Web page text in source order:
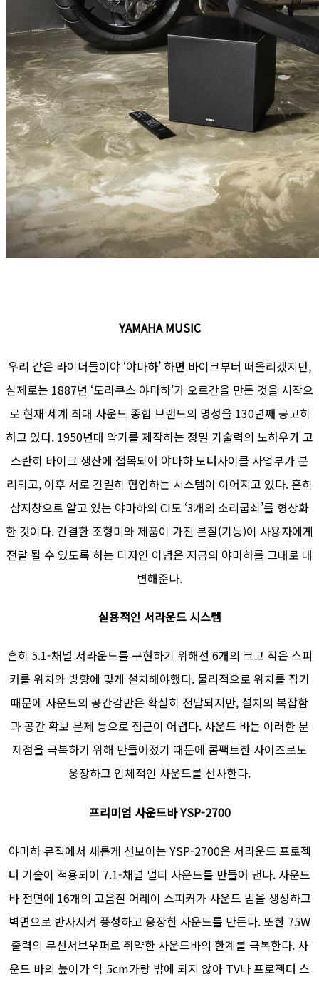
YAMAHA MUSIC
우리 같은 라이더들이야 ‘야마하’ 하면 바이크부터 떠올리겠지만,
실제로는 1887년 ‘도라쿠스 야마하’가 오르간을 만든 것을 시작으
로 현재 세계 최대 사운드 종합 브랜드의 명성을 130년째 공고히
하고 있다. 1950년대 악기를 제작하는 정밀 기술력의 노하우가 고
스란히 바이크 생산에 접목되어 야마하 모터사이클 사업부가 분
리되고, 이후 서로 긴밀히 협업하는 시스템이 이어지고 있다. 흔히
삼지창으로 알고 있는 야마하의 CI도 ‘3개의 소리굽쇠’를 형상화
한 것이다. 간결한 조형미와 제품이 가진 본질(기능)이 사용자에게
전달 될 수 있도록 하는 디자인 이념은 지금의 야마하를 그대로 대
변해준다.
실용적인 서라운드 시스템
흔히 5.1-채널 서라운드를 구현하기 위해선 6개의 크고 작은 스피
커를 위치와 방향에 맞게 설치해야했다. 물리적으로 위치를 잡기
때문에 사운드의 공간감만은 확실히 전달되지만, 설치의 복잡함
과 공간 확보 문제 등으로 접근이 어렵다. 사운드 바는 이러한 문
제점을 극복하기 위해 만들어졌기 때문에 콤팩트한 사이즈로도
웅장하고 입체적인 사운드를 선사한다.
프리미엄 사운드바 YSP-2700
야마하 뮤직에서 새롭게 선보이는 YSP-2700은 서라운드 프로젝
터 기술이 적용되어 7.1-채널 멀티 사운드를 만들어 낸다. 사운드
바 전면에 16개의 고음질 어레이 스피커가 사운드 빔을 생성하고
벽면으로 반사시켜 풍성하고 웅장한 사운드를 만든다. 또한 75W
출력의 무선서브우퍼로 취약한 사운드바의 한계를 극복한다. 사
운드 바의 높이가 약 5cm가량 밖에 되지 않아 TV나 프로젝터 스